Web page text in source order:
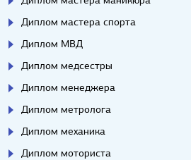
Диплом мастера спорта
Диплом МВД
Диплом медсестры
Диплом менеджера
Диплом метролога
Диплом механика
Диплом моториста